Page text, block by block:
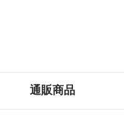
通販商品